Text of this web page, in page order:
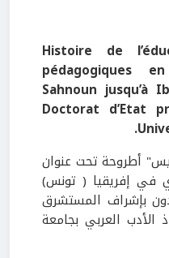
Histoire de
pédagogiques
Sahnoun jusqu’à
Doctorat d’Etat
أطروحة تحت عنوان
في إفريقيا ( تونس)
بإشراف المستشرق
الأدب العربي بجامعة